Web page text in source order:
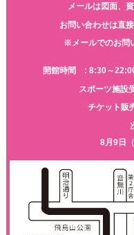
メールは図面、
お問い合わせは直
※メールでのお問
開館時間 : 8:30～
スポーツ施
チケット販
8月9日